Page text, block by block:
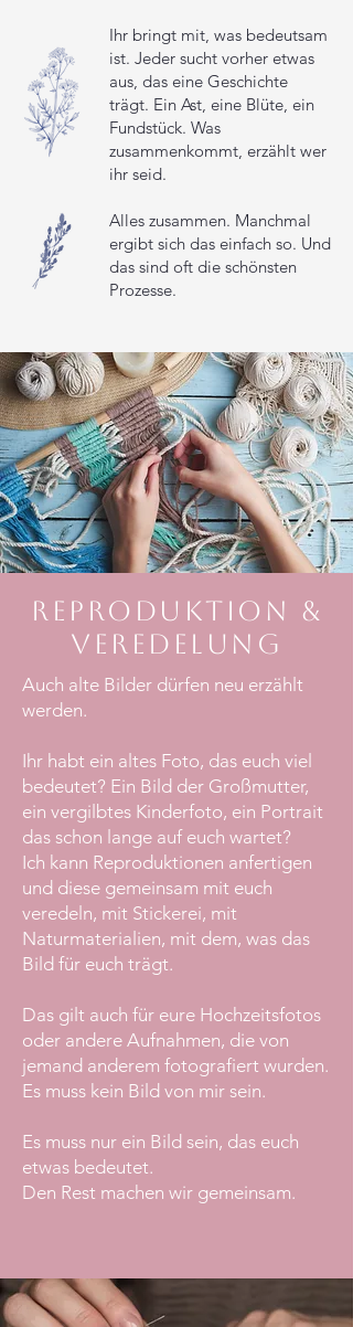
Ihr bringt mit, was bedeutsam
ist. Jeder sucht vorher etwas
aus, das eine Geschichte
trägt. Ein Ast, eine Blüte, ein
Fundstück. Was
zusammenkommt, erzählt wer
ihr seid.
Alles zusammen. Manchmal
ergibt sich das einfach so. Und
das sind oft die schönsten
Prozesse.
Reproduktion &
Veredelung
Auch alte Bilder dürfen neu erzählt
werden.
Ihr habt ein altes Foto, das euch viel
bedeutet? Ein Bild der Großmutter,
ein vergilbtes Kinderfoto, ein Portrait
das schon lange auf euch wartet?
Ich kann Reproduktionen anfertigen
und diese gemeinsam mit euch
veredeln, mit Stickerei, mit
Naturmaterialien, mit dem, was das
Bild für euch trägt.
Das gilt auch für eure Hochzeitsfotos
oder andere Aufnahmen, die von
jemand anderem fotografiert wurden.
Es muss kein Bild von mir sein.
Es muss nur ein Bild sein, das euch
etwas bedeutet.
Den Rest machen wir gemeinsam.